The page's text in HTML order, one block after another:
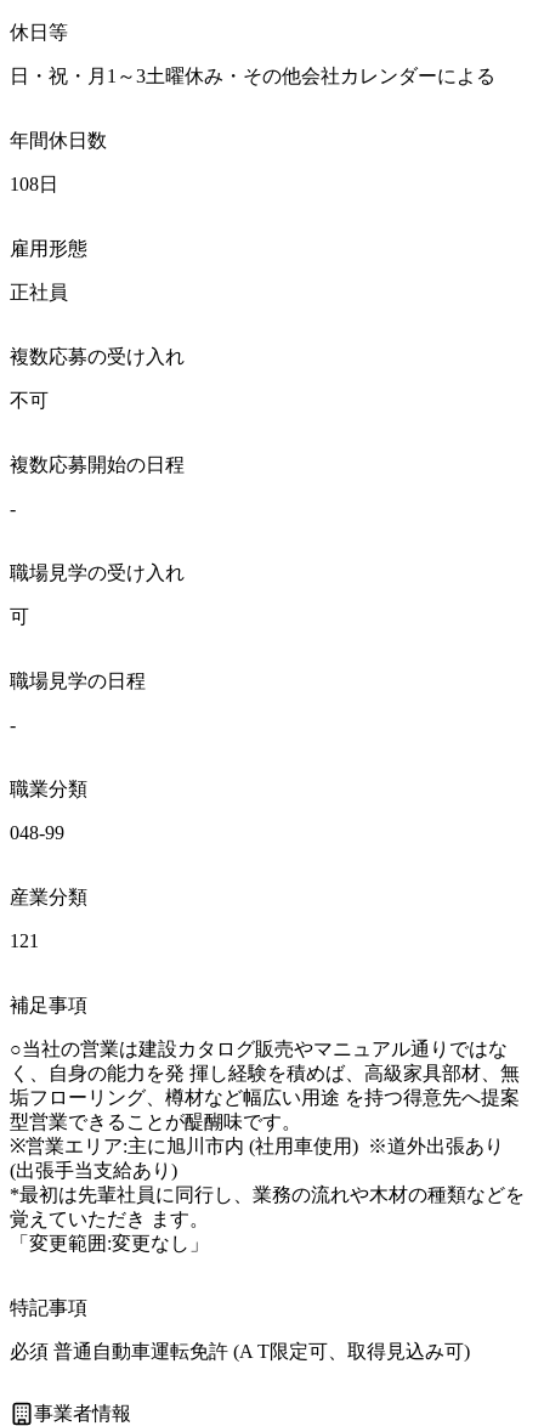
休日等
日・祝・月1～3土曜休み・その他会社カレンダーによる
年間休日数
108日
雇用形態
正社員
複数応募の受け入れ
不可
複数応募開始の日程
-
職場見学の受け入れ
可
職場見学の日程
-
職業分類
048-99
産業分類
121
補足事項
○当社の営業は建設カタログ販売やマニュアル通りではな
く、自身の能力を発 揮し経験を積めば、高級家具部材、無
垢フローリング、樽材など幅広い用途 を持つ得意先へ提案
型営業できることが醍醐味です。
※営業エリア:主に旭川市内 (社用車使用)  ※道外出張あり
(出張手当支給あり)
*最初は先輩社員に同行し、業務の流れや木材の種類などを
覚えていただき ます。
「変更範囲:変更なし」
特記事項
必須 普通自動車運転免許 (A T限定可、取得見込み可)
事業者情報